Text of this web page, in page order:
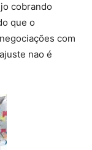
cobrando
que o
com
nao é